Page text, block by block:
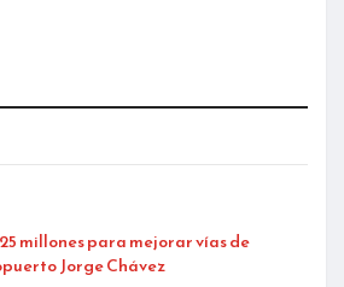
millones para mejorar vías de
Jorge Chávez